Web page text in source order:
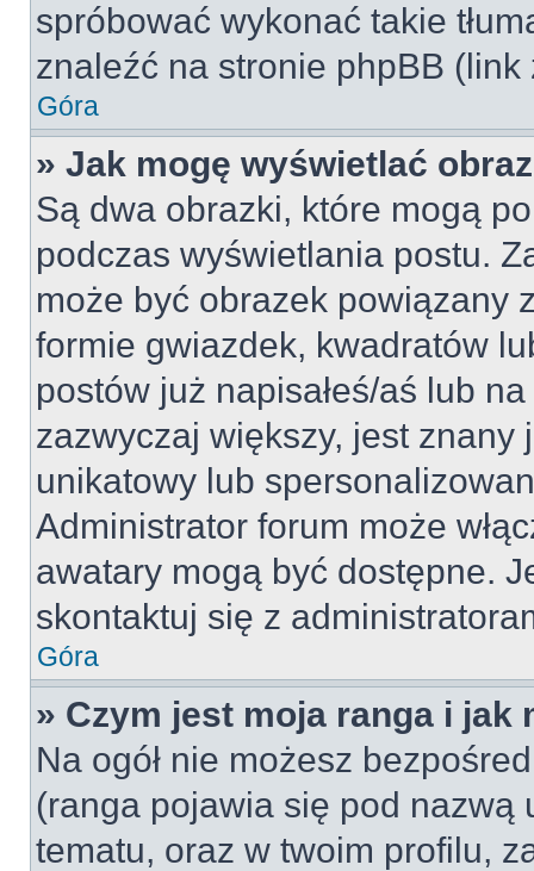
spróbować wykonać takie
znaleźć na stronie phpBB
Góra
» Jak mogę wyświetlać
Są dwa obrazki, które mogą
podczas wyświetlania postu.
może być obrazek powiązany
formie gwiazdek, kwadratów
postów już napisałeś/aś lub
zazwyczaj większy, jest
unikatowy lub
Administrator forum może
awatary mogą być dostępne.
skontaktuj się z
Góra
» Czym jest moja ranga i jak
Na ogół nie możesz
(ranga pojawia się pod
tematu, oraz w twoim profilu,